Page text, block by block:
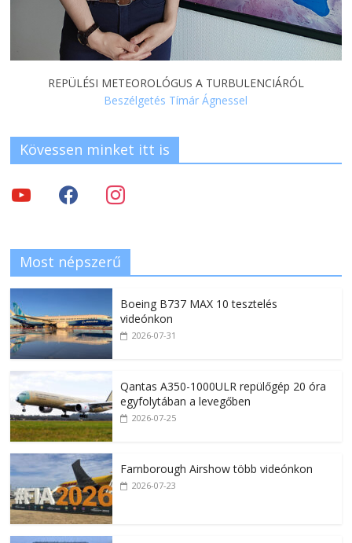
REPÜLÉSI METEOROLÓGUS A TURBULENCIÁRÓL
Beszélgetés Tímár Ágnessel
Kövessen minket itt is
Most népszerű
Boeing B737 MAX 10 tesztelés
videónkon
2026-07-31
Qantas A350-1000ULR repülőgép 20 óra
egyfolytában a levegőben
2026-07-25
Farnborough Airshow több videónkon
2026-07-23